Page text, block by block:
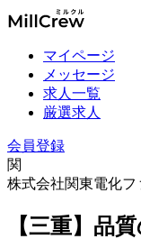
マイページ
メッセージ
求人一覧
厳選求人
会員登録
関
株式会社関東電化フ
【三重】品